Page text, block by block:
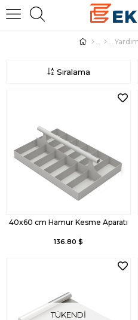
Sıralama
40x60 cm Hamur Kesme Aparatı
136.80 $
TÜKENDI